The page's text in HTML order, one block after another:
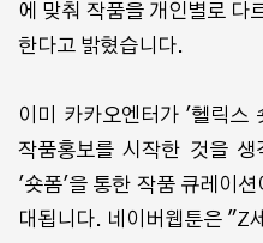
에 맞춰 작품을 개인별로 다
한다고 밝혔습니다.
이미 카카오엔터가 '헬릭스
작품홍보를 시작한 것을
'숏폼'을 통한 작품 큐레이션
대됩니다. 네이버웹툰은 "Z